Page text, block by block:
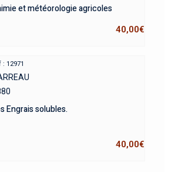
et météorologie agricoles
40,00€
: 12971
Engrais solubles.
40,00€